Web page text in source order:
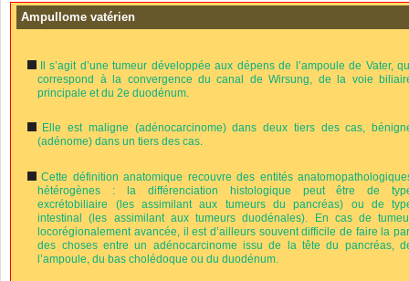
Ampullome vatérien
Il s’agit d’une tumeur développée aux dépens de l’ampoule de Vater,
correspond à la convergence du canal de Wirsung, de la voie
principale et du 2e duodénum.
Elle est maligne (adénocarcinome) dans deux tiers des cas,
(adénome) dans un tiers des cas.
Cette définition anatomique recouvre des entités
hétérogènes : la différenciation histologique peut être de
excrétobiliaire (les assimilant aux tumeurs du pancréas) ou de
intestinal (les assimilant aux tumeurs duodénales). En cas de
locorégionalement avancée, il est d’ailleurs souvent difficile de faire la
des choses entre un adénocarcinome issu de la tête du pancréas,
l’ampoule, du bas cholédoque ou du duodénum.